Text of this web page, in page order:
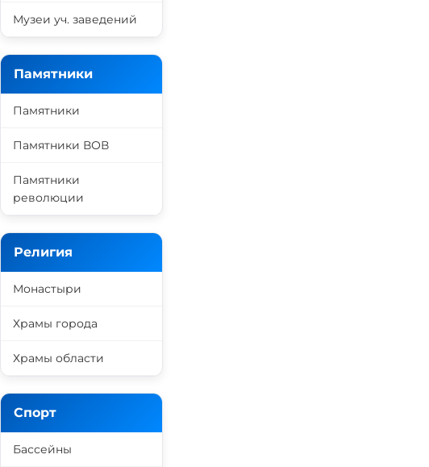
Музеи уч. заведений
Памятники
Памятники
Памятники ВОВ
Памятники
революции
Религия
Монастыри
Храмы города
Храмы области
Спорт
Бассейны